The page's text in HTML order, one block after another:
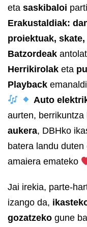
eta saskibaloi
Erakustaldiak:
proiektuak,
Batzordeak
Herrikirolak eta
Playback
Auto
aurten, berrikuntza
aukera, DBHko
batera landu duten
amaiera emateko
Jai irekia, parte-
izango da,
gozatzeko gune